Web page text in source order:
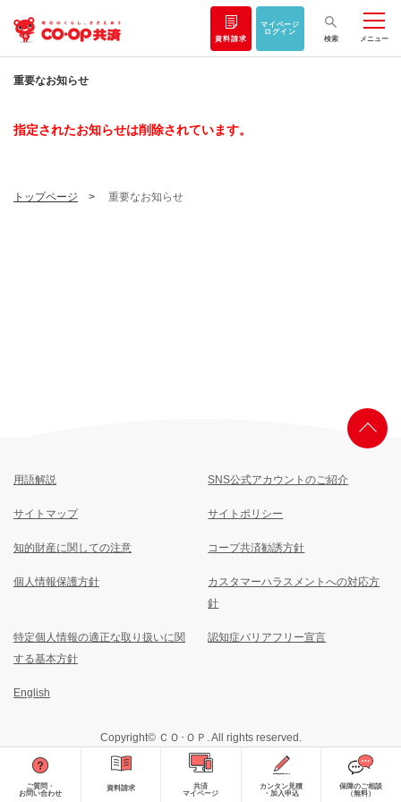
資料請求
マイページ
ログイン
検索
メニュー
トップページ 重要なお知らせ
重要なお知らせ
指定されたお知らせは削除されています。
ご質問・
お問い合わせ
資料請求
共済
マイページ
カンタン見積
・加入申込
保障のご相談
（無料）
用語解説 SNS公式アカウントのご紹介
サイトマップ サイトポリシー
知的財産に関しての注意 コープ共済勧誘方針
個人情報保護方針
カスタマーハラスメントへの対応方
針
特定個人情報の適正な取り扱いに関
する基本方針
認知症バリアフリー宣言
English
Copyright© ＣＯ･ＯＰ. All rights reserved.